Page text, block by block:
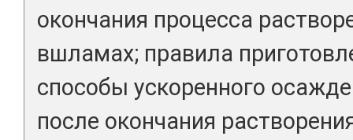
окончания процесса
вшламах; правила
способы ускоренного
после окончания